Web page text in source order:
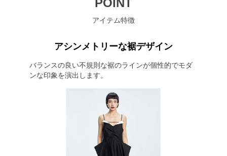
POINT
アイテム特徴
アシンメトリーな裾デザイン
バランスの良い不規則な裾のラインが個性的でモダ
ンな印象を演出します。